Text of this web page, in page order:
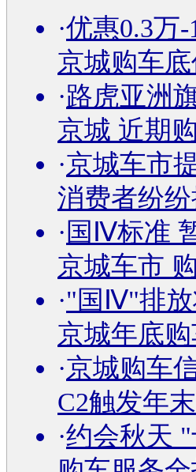
·优惠0.3万-
京城购车
·路虎亚洲
京城 近期
·京城车市
消费者纷
· 国Ⅳ标准
京城车市
·"国Ⅳ"排放
京城年底
·京城购车
C2触发年
·约会秋天